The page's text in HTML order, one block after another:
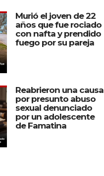
Murió el joven de 22
años que fue rociado
con nafta y prendido
fuego por su pareja
Reabrieron una causa
por presunto abuso
sexual denunciado
por un adolescente
de Famatina